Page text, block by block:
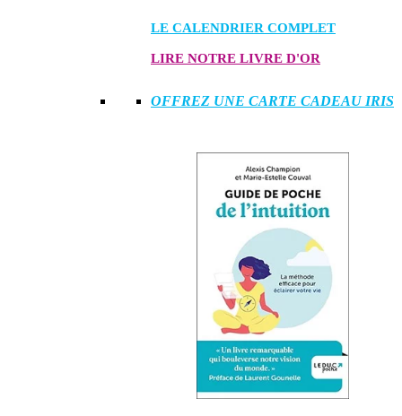
LE CALENDRIER COMPLET
LIRE NOTRE LIVRE D'OR
OFFREZ UNE CARTE CADEAU IRIS